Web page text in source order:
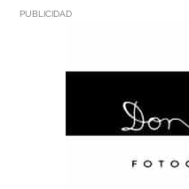
PUBLICIDAD